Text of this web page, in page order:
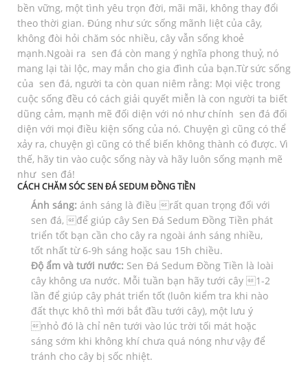
bền vững, một tình yêu trọn đời, mãi mãi, không thay đổi
theo thời gian. Đúng như sức sống mãnh liệt của cây,
không đòi hỏi chăm sóc nhiều, cây vẫn sống khoẻ
mạnh.Ngoài ra sen đá còn mang ý nghĩa phong thuỷ, nó
mang lại tài lộc, may mắn cho gia đình của bạn.Từ sức sống
của sen đá, người ta còn quan niêm rằng: Mọi việc trong
cuộc sống đều có cách giải quyết miễn là con người ta biết
dũng cảm, mạnh mẽ đối diện với nó như chính sen đá đối
diện với mọi điều kiện sống của nó. Chuyện gì cũng có thể
xảy ra, chuyện gì cũng có thể biến không thành có được. Vì
thế, hãy tin vào cuộc sống này và hãy luôn sống mạnh mẽ
như sen đá!
CÁCH CHĂM SÓC SEN ĐÁSEDUM ĐỒNG TIỀN
Ánh sáng: ánh sáng là điều rất quan trọng đối với
sen đá, để giúp cây Sen Đá Sedum Đồng Tiền phát
triển tốt bạn cần cho cây ra ngoài ánh sáng nhiều,
tốt nhất từ 6-9h sáng hoặc sau 15h chiều.
Độ ẩm và tưới nước: Sen Đá Sedum Đồng Tiền là loài
cây không ưa nước. Mỗi tuần bạn hãy tưới cây 1-2
lần để giúp cây phát triển tốt (luôn kiểm tra khi nào
đất thực khô thì mới bắt đầu tưới cây), một lưu ý
nhỏ đó là chỉ nên tưới vào lúc trời tối mát hoặc
sáng sớm khi không khí chưa quá nóng như vậy để
tránh cho cây bị sốc nhiệt.